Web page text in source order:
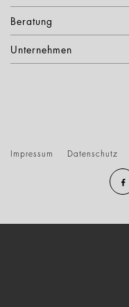
Beratung
Unternehmen
Impressum Datenschutz